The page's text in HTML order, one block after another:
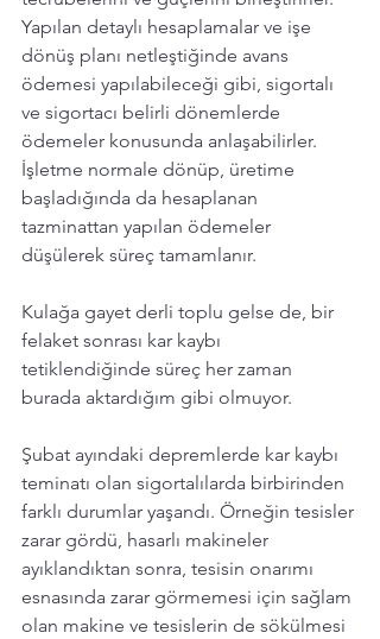
Yapılan detaylı hesaplamalar ve işe
dönüş planı netleştiğinde avans
ödemesi yapılabileceği gibi, sigortalı
ve sigortacı belirli dönemlerde
ödemeler konusunda anlaşabilirler.
İşletme normale dönüp, üretime
başladığında da hesaplanan
tazminattan yapılan ödemeler
düşülerek süreç tamamlanır.
Kulağa gayet derli toplu gelse de, bir
felaket sonrası kar kaybı
tetiklendiğinde süreç her zaman
burada aktardığım gibi olmuyor.
Şubat ayındaki depremlerde kar kaybı
teminatı olan sigortalılarda birbirinden
farklı durumlar yaşandı. Örneğin tesisler
zarar gördü, hasarlı makineler
ayıklandıktan sonra, tesisin onarımı
esnasında zarar görmemesi için sağlam
olan makine ve tesislerin de sökülmesi